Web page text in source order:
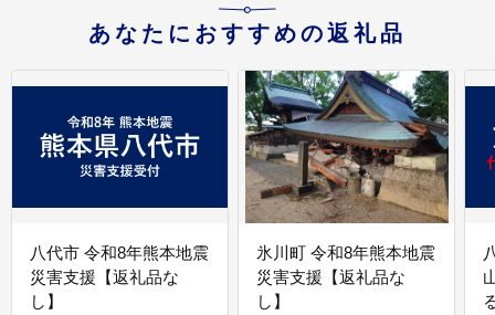
あなたにおすすめの返礼品
八代市 令和8年熊本地震
災害支援【返礼品な
し】
氷川町 令和8年熊本地震
災害支援【返礼品な
し】